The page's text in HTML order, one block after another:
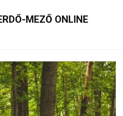
MEZŐ ONLINE